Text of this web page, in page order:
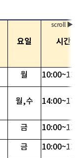
요일 시간
월
월,수
금
금